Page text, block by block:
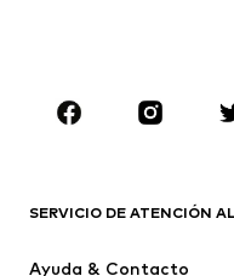
Zapatos
SERVICIO DE ATENCIÓN
Ayuda & Contacto